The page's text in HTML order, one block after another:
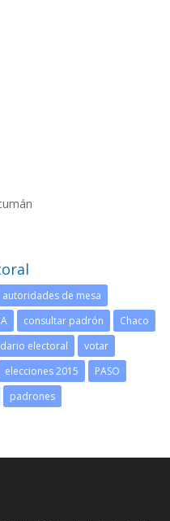
autoridades de mesa
consultar padrón
Chaco
electoral
votar
elecciones 2015
PASO
padrones